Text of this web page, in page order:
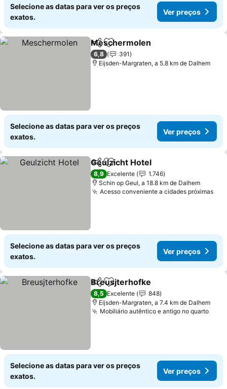
Selecione as datas para ver os preços
exatos.
Ver preços
PartilharAdicionar aos favoritos
Meschermolen
6,8
391
Eijsden-Margraten, a 5.8 km de Dalhem
Selecione as datas para ver os preços
exatos.
Ver preços
PartilharAdicionar aos favoritos
Geulzicht Hotel
8,9 Excelente
1.746
Schin op Geul, a 18.8 km de Dalhem
Acesso conveniente a cidades próximas
Selecione as datas para ver os preços
exatos.
Ver preços
PartilharAdicionar aos favoritos
Breusjterhofke
8,5 Excelente
848
Eijsden-Margraten, a 7.4 km de Dalhem
Mobiliário autêntico e antigo no quartoVer
Selecione as datas para ver os preços
exatos.
Ver preços